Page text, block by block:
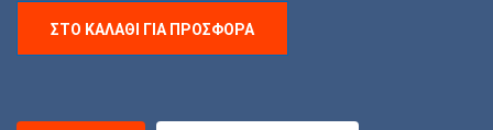
ΣΤΟ ΚΑΛΆΘΙ ΓΙΑ ΠΡΟΣΦΟΡΆ